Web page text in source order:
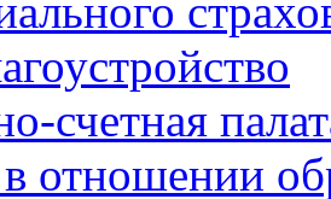
счетная
отношении